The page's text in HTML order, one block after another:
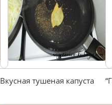
Вкусная тушеная капуста